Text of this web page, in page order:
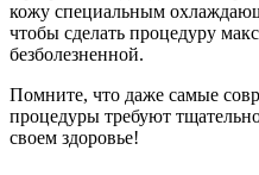
кожу специальным
чтобы сделать процедуру
безболезненной.
Помните, что даже самые
процедуры требуют
своем здоровье!